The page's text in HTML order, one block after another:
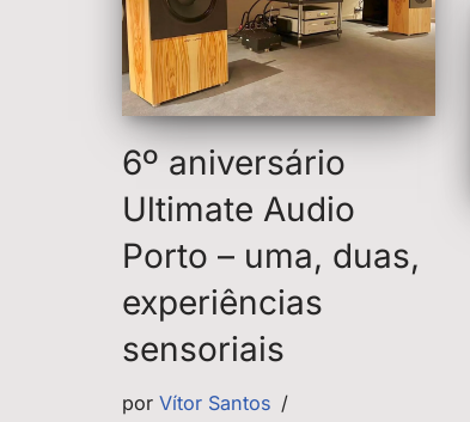
6º aniversário
Ultimate Audio
Porto – uma, duas,
experiências
sensoriais
por Vítor Santos